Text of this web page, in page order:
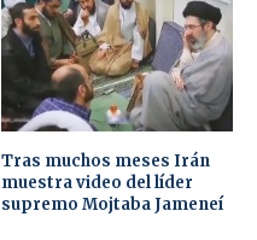
Tras muchos meses Irán
muestra video del líder
supremo Mojtaba Jameneí